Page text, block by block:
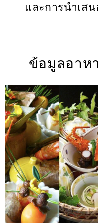
และการนำเส
ข้อมูลอาห